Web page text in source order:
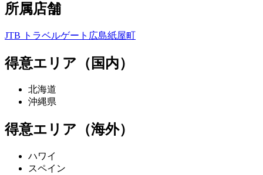
所属店舗
JTB トラベルゲート広島紙屋町
得意エリア（国内）
北海道
沖縄県
得意エリア（海外）
ハワイ
スペイン